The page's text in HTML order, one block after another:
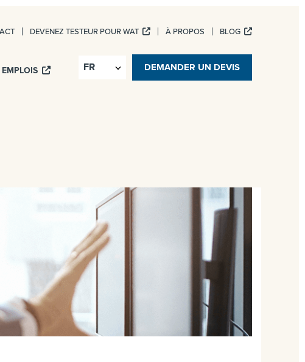
DEVENEZ TESTEUR POUR WAT À PROPOS BLOG
EMPLOIS DEMANDER UN DEVIS